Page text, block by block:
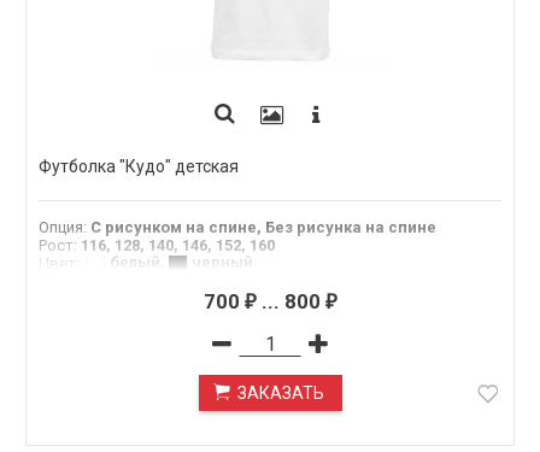
Футболка "Кудо" детская
Опция: С рисунком на спине, Без рисунка на спине
Рост: 116, 128, 140, 146, 152, 160
Цвет
белый черный
700 ₽... 800 ₽
ЗАКАЗАТЬ